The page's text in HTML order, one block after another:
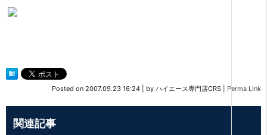
Posted on 2007.09.23 16:24 by ハイエース専門店CRS Perma Link
関連記事